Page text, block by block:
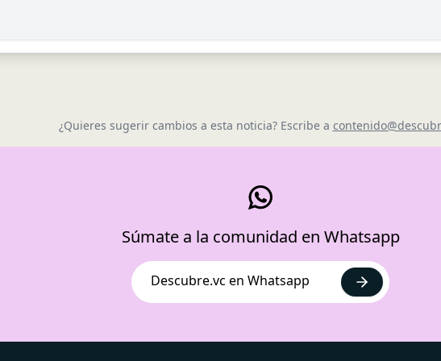
¿Quieres sugerir cambios a esta noticia? Escribe a
Súmate a la comunidad en Whatsapp
Descubre.vc en Whatsapp